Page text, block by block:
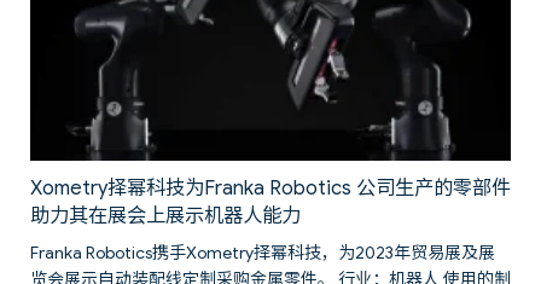
Xometry择幂科技为Franka Robotics 公司生产的零部件
助力其在展会上展示机器人能力
Franka Robotics携手Xometry择幂科技，为2023年贸易展及展
览会展示自动装配线定制采购金属零件。 行业：机器人 使用的制